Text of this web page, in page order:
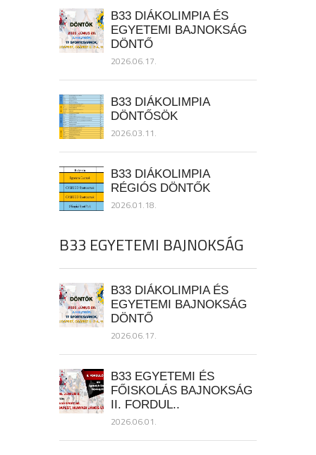
B33 DIÁKOLIMPIA ÉS
EGYETEMI BAJNOKSÁG
DÖNTŐ
2026.06.17.
B33 DIÁKOLIMPIA
DÖNTŐSÖK
2026.03.11.
B33 DIÁKOLIMPIA
RÉGIÓS DÖNTŐK
2026.01.18.
B33 EGYETEMI BAJNOKSÁG
B33 DIÁKOLIMPIA ÉS
EGYETEMI BAJNOKSÁG
DÖNTŐ
2026.06.17.
B33 EGYETEMI ÉS
FŐISKOLÁS BAJNOKSÁG
II. FORDUL..
2026.06.01.